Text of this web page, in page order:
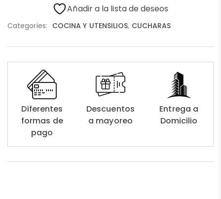
Añadir a la lista de deseos
Categories: COCINA Y UTENSILIOS, CUCHARAS
Diferentes
formas de
pago
Descuentos
a mayoreo
Entrega a
Domicilio